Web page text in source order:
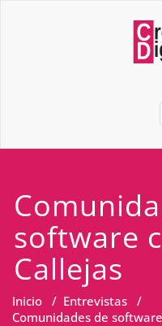
software
Callejas
Inicio / Entrevistas /
Comunidades de